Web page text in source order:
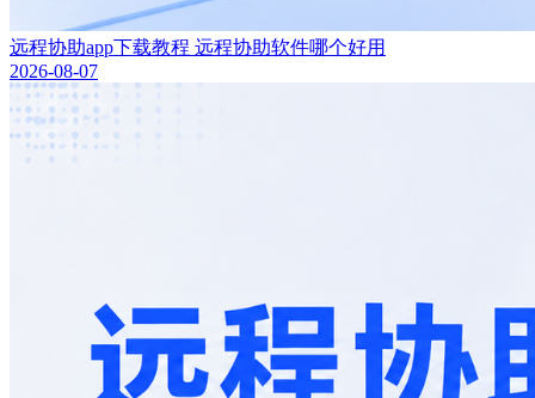
远程协助app下载教程 远程协助软件哪个好用
2026-08-07